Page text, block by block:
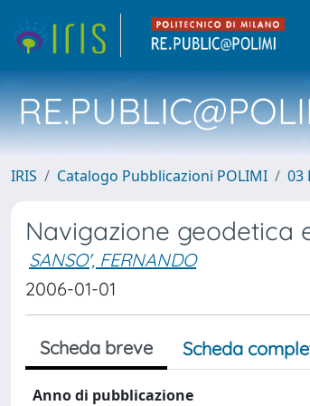
IRIS Catalogo Pubblicazioni POLIMI 03
Navigazione geodetica
SANSO', FERNANDO
2006-01-01
Scheda breve Scheda
Anno di pubblicazione